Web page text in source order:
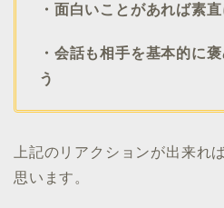
・面白いことがあれば素直
・会話も相手を基本的に
う
上記のリアクションが出来れ
思います。